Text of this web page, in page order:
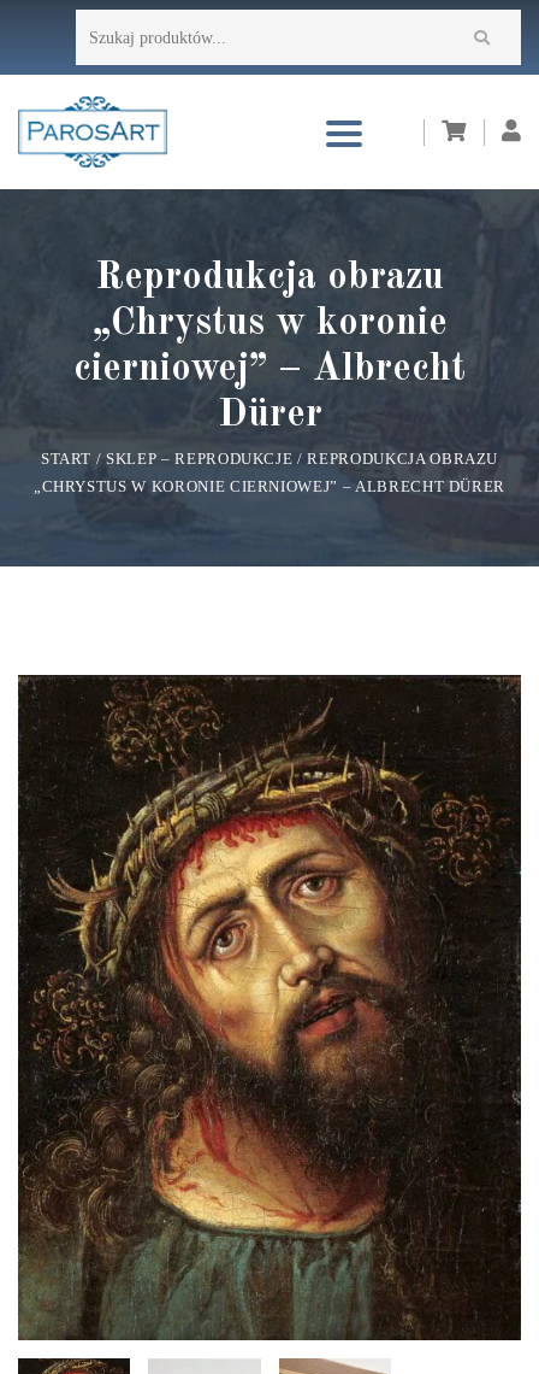
Reprodukcja obrazu
„Chrystus w koronie
cierniowej” – Albrecht
Dürer
START / SKLEP – REPRODUKCJE /REPRODUKCJA OBRAZU
„CHRYSTUS W KORONIE CIERNIOWEJ” – ALBRECHT DÜRER